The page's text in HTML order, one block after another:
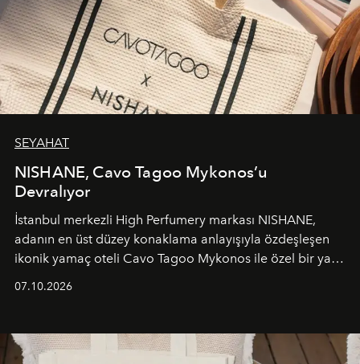
SEYAHAT
NISHANE, Cavo Tagoo Mykonos’u
Devralıyor
İstanbul merkezli High Perfumery markası NISHANE,
adanın en üst düzey konaklama anlayışıyla özdeşleşen
ikonik yamaç oteli Cavo Tagoo Mykonos ile özel bir yaz
buluşturarak markanın Cavo Tagoo’daki varlığını
sürükleyici ve mevsime özel bir deneyime dönüştürüyor.
07.10.2026